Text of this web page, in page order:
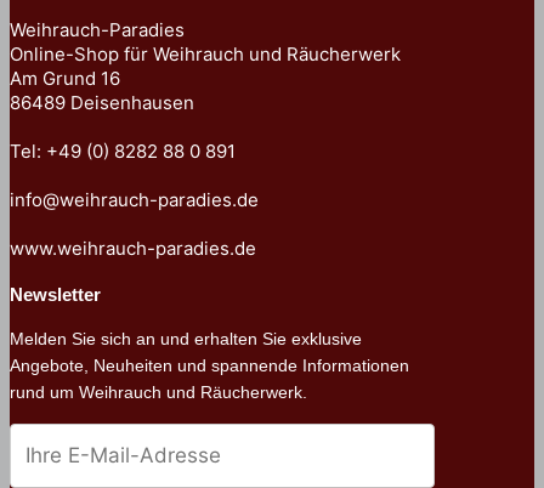
Weihrauch-Paradies
Online-Shop für Weihrauch und Räucherwerk
Am Grund 16
86489 Deisenhausen
Tel: +49 (0) 8282 88 0 891
info@weihrauch-paradies.de
www.weihrauch-paradies.de
Newsletter
Melden Sie sich an und erhalten Sie exklusive
Angebote, Neuheiten und spannende Informationen
rund um Weihrauch und Räucherwerk.